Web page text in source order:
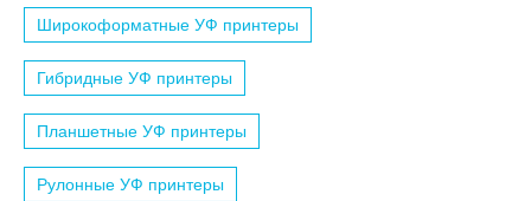
Широкоформатные УФ принтеры
Гибридные УФ принтеры
Планшетные УФ принтеры
Рулонные УФ принтеры